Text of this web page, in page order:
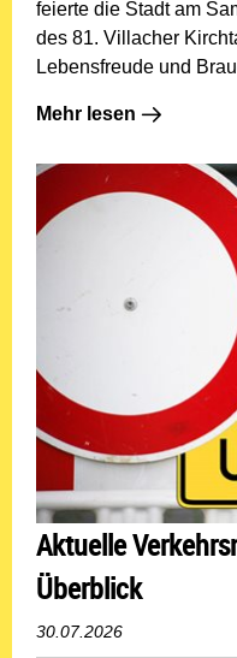
feierte die Stadt am
des 81. Villacher
Lebensfreude und
Mehr lesen: 1000
Mehr lesen
Aktuelle
Überblick
30.07.2026